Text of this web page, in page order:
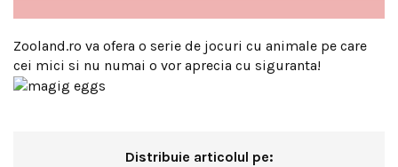
Zooland.ro va ofera o serie de jocuri cu animale pe care
cei mici si nu numai o vor aprecia cu siguranta!
Distribuie articolul pe: